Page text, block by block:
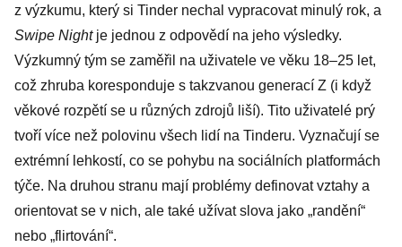
z výzkumu, který si Tinder nechal vypracovat minulý rok, a
Swipe Nightje jednou z odpovědí na jeho výsledky.
Výzkumný tým se zaměřil na uživatele ve věku 18–25 let,
což zhruba koresponduje s takzvanou generací Z (i když
věkové rozpětí se u různých zdrojů liší). Tito uživatelé prý
tvoří více než polovinu všech lidí na Tinderu. Vyznačují se
extrémní lehkostí, co se pohybu na sociálních platformách
týče. Na druhou stranu mají problémy definovat vztahy a
orientovat se v nich, ale také užívat slova jako „randění“
nebo „flirtování“.